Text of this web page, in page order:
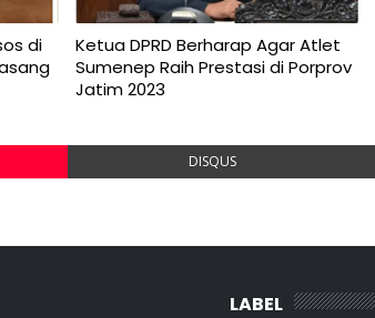
di
Ketua DPRD Berharap Agar Atlet
Sumenep Raih Prestasi di Porprov
Jatim 2023
DISQUS
LABEL